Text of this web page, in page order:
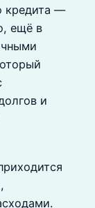
кредита —
ещё в
и